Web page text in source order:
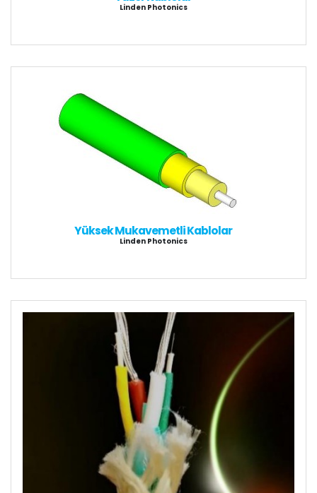
Linden Photonics
Yüksek Mukavemetli Kablolar
Linden Photonics